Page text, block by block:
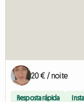
20 € / noite
Resposta rápida